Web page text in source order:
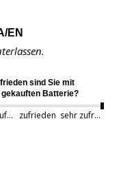
EN
sind Sie mit
Batterie?
nicht zufrieden zufrieden sehr zufrieden